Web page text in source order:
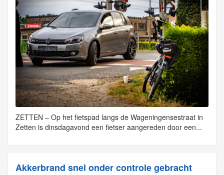
ZETTEN – Op het fietspad langs de Wageningensestraat in
Zetten is dinsdagavond een fietser aangereden door een...
Akkerbrand snel onder controle gebracht